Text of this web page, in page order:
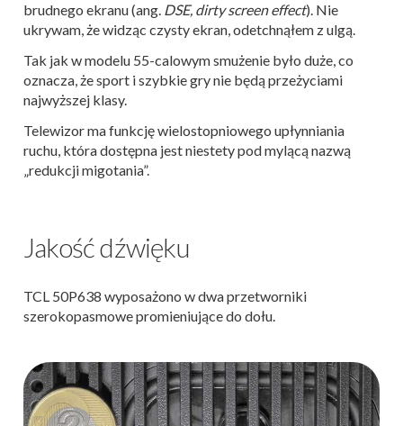
brudnego ekranu (ang. DSE, dirty screen effect). Nie
ukrywam, że widząc czysty ekran, odetchnąłem z ulgą.
Tak jak w modelu 55-calowym smużenie było duże, co
oznacza, że sport i szybkie gry nie będą przeżyciami
najwyższej klasy.
Telewizor ma funkcję wielostopniowego upłynniania
ruchu, która dostępna jest niestety pod mylącą nazwą
„redukcji migotania”.
Jakość dźwięku
TCL 50P638 wyposażono w dwa przetworniki
szerokopasmowe promieniujące do dołu.